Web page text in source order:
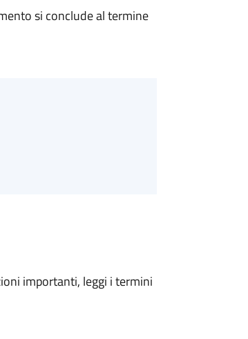
si conclude al termine
importanti, leggi i termini